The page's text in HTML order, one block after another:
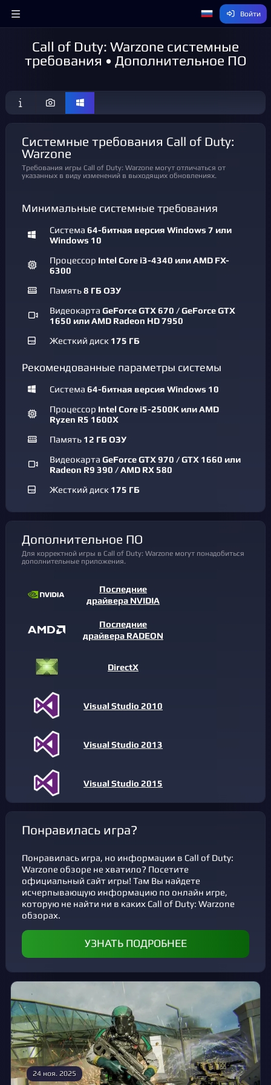
Войти
Call of Duty: Warzone системные
требования • Дополнительное ПО
Системные требования Call of Duty:
Warzone
Требования игры Call of Duty: Warzone могут отличаться от
указанных в виду изменений в выходящих обновлениях.
Минимальные системные требования
Система 64-битная версия Windows 7 или
Windows 10
Процессор Intel Core i3-4340 или AMD FX-
6300
Память8 ГБ ОЗУ
Видеокарта GeForce GTX 670 / GeForce GTX
1650 или AMD Radeon HD 7950
Жесткий диск 175 ГБ
Рекомендованные параметры системы
Система 64-битная версия Windows 10
Процессор Intel Core i5-2500K или AMD
Ryzen R5 1600X
Память 12 ГБ ОЗУ
Видеокарта GeForce GTX 970 / GTX 1660 или
Radeon R9 390 / AMD RX 580
Жесткий диск 175 ГБ
Дополнительное ПО
Для корректной игры в Call of Duty: Warzone могут понадобиться
дополнительные приложения.
Последние
драйвера NVIDIA
Последние
драйвера RADEON
DirectX
Visual Studio 2010
Visual Studio 2013
Visual Studio 2015
Понравилась игра?
Понравилась игра, но информации в Call of Duty:
Warzone обзоре не хватило? Посетите
официальный сайт игры! Там Вы найдете
исчерпывающую информацию по онлайн игре,
которую не найти ни в каких Call of Duty: Warzone
обзорах.
УЗНАТЬ ПОДРОБНЕЕ
24 ноя. 2025